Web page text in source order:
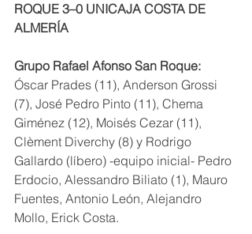
ROQUE 3–0 UNICAJA COSTA DE
ALMERÍA
Grupo Rafael Afonso San Roque:
Óscar Prades (11), Anderson Grossi
(7), José Pedro Pinto (11), Chema
Giménez (12), Moisés Cezar (11),
Clèment Diverchy (8) y Rodrigo
Gallardo (líbero) -equipo inicial- Pedro
Erdocio, Alessandro Biliato (1), Mauro
Fuentes, Antonio León, Alejandro
Mollo, Erick Costa.